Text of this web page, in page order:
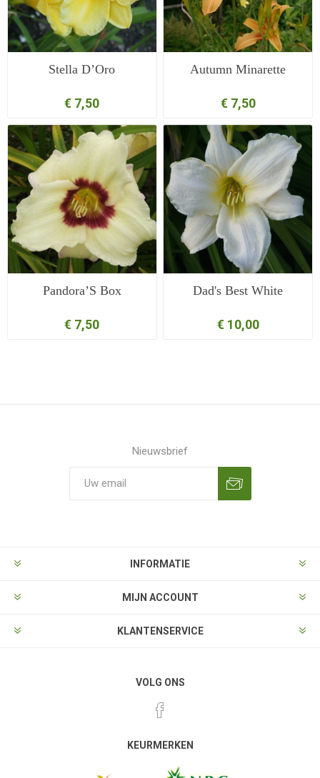
Stella D’Oro
€ 7,50
Autumn Minarette
€ 7,50
Pandora’S Box
€ 7,50
Dad's Best White
€ 10,00
Nieuwsbrief
INFORMATIE
MIJN ACCOUNT
KLANTENSERVICE
VOLG ONS
KEURMERKEN